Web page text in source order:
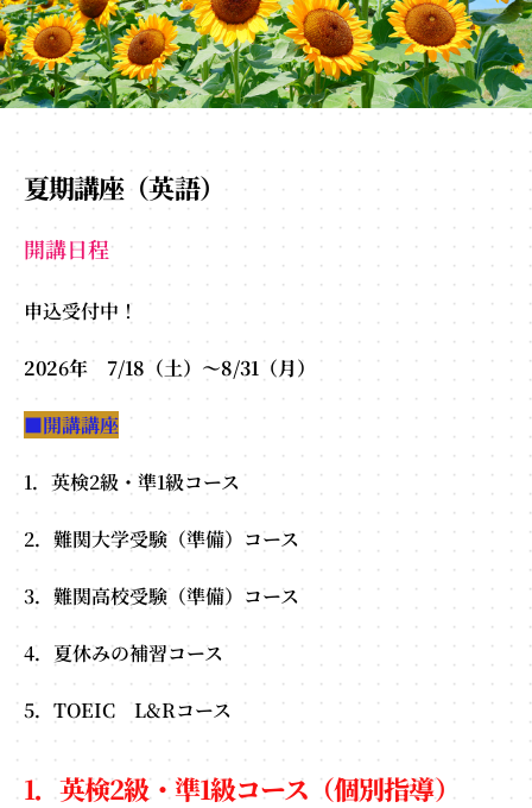
英
検
ー
ESA
公
式
サ
イ
ト
夏期講座（英語）
開講日程
申込受付中！
2026年 7/18（土）～8/31（月）
■開講講座
1．英検2級・準1級コース
2．難関大学受験（準備）コース
3．難関高校受験（準備）コース
4．夏休みの補習コース
5．TOEIC L&Rコース
1．英検2級・準1級コース（個別指導）